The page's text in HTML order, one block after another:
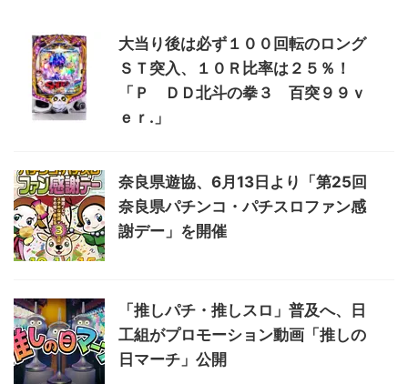
大当り後は必ず１００回転のロング
ＳＴ突入、１０Ｒ比率は２５％！
「Ｐ ＤＤ北斗の拳３ 百突９９ｖ
ｅｒ.」
奈良県遊協、6月13日より「第25回
奈良県パチンコ・パチスロファン感
謝デー」を開催
「推しパチ・推しスロ」普及へ、日
工組がプロモーション動画「推しの
日マーチ」公開